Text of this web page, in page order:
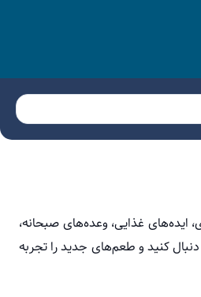
ایده‌های غذایی، وعده‌های صبحانه،
کنید و طعم‌های جدید را تجربه